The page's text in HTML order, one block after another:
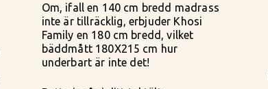
Om, ifall en 140 cm bredd madrass
inte är tillräcklig, erbjuder Khosi
Family en 180 cm bredd, vilket
bäddmått 180X215 cm hur
underbart är inte det!